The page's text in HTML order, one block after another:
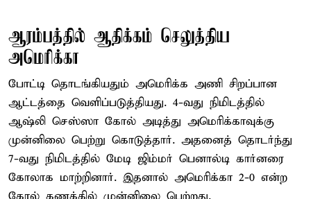
ஆரம்பத்தில் ஆதிக்கம் செலுத்திய
அமெரிக்கா
போட்டி தொடங்கியதும் அமெரிக்க அணி சிறப்பான
ஆட்டத்தை வெளிப்படுத்தியது. 4-வது நிமிடத்தில்
ஆஷ்லி செஸ்ஸா கோல் அடித்து அமெரிக்காவுக்கு
முன்னிலை பெற்று கொடுத்தார். அதனைத் தொடர்ந்து
7-வது நிமிடத்தில் மேடி ஜிம்மர் பெனால்டி கார்னரை
கோலாக மாற்றினார். இதனால் அமெரிக்கா 2-0 என்ற